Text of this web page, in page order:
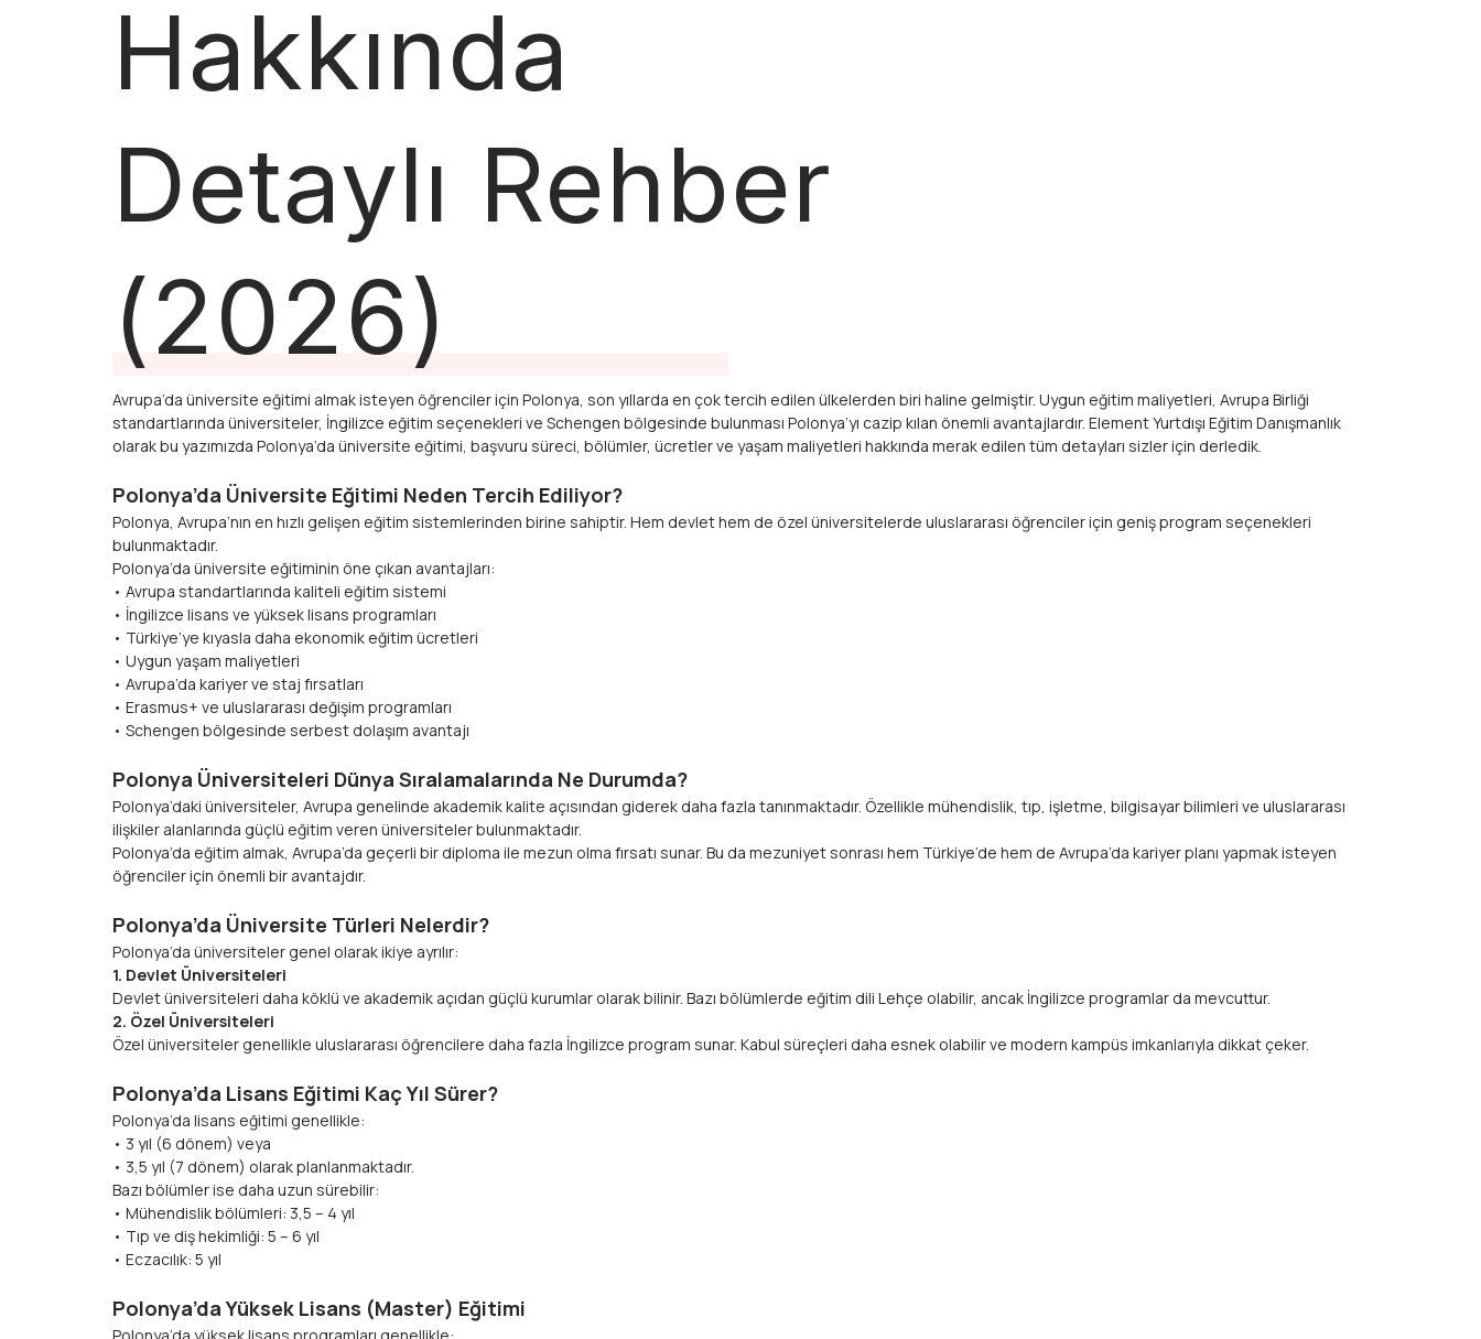
Hakkında
Detaylı Rehber
(2026)
Avrupa’da üniversite eğitimi almak isteyen öğrenciler için Polonya, son yıllarda en çok tercih edilen ülkelerden biri haline gelmiştir. Uygun eğitim maliyetleri, Avrupa Birliği
standartlarında üniversiteler, İngilizce eğitim seçenekleri ve Schengen bölgesinde bulunması Polonya’yı cazip kılan önemli avantajlardır. Element Yurtdışı Eğitim Danışmanlık
olarak bu yazımızda Polonya’da üniversite eğitimi, başvuru süreci, bölümler, ücretler ve yaşam maliyetleri hakkında merak edilen tüm detayları sizler için derledik.
Polonya’da Üniversite Eğitimi Neden Tercih Ediliyor?
Polonya, Avrupa’nın en hızlı gelişen eğitim sistemlerinden birine sahiptir. Hem devlet hem de özel üniversitelerde uluslararası öğrenciler için geniş program seçenekleri
bulunmaktadır.
Polonya’da üniversite eğitiminin öne çıkan avantajları:
• Avrupa standartlarında kaliteli eğitim sistemi
• İngilizce lisans ve yüksek lisans programları
• Türkiye’ye kıyasla daha ekonomik eğitim ücretleri
• Uygun yaşam maliyetleri
• Avrupa’da kariyer ve staj fırsatları
• Erasmus+ ve uluslararası değişim programları
• Schengen bölgesinde serbest dolaşım avantajı
Polonya Üniversiteleri Dünya Sıralamalarında Ne Durumda?
Polonya’daki üniversiteler, Avrupa genelinde akademik kalite açısından giderek daha fazla tanınmaktadır. Özellikle mühendislik, tıp, işletme, bilgisayar bilimleri ve uluslararası
ilişkiler alanlarında güçlü eğitim veren üniversiteler bulunmaktadır.
Polonya’da eğitim almak, Avrupa’da geçerli bir diploma ile mezun olma fırsatı sunar. Bu da mezuniyet sonrası hem Türkiye’de hem de Avrupa’da kariyer planı yapmak isteyen
öğrenciler için önemli bir avantajdır.
Polonya’da Üniversite Türleri Nelerdir?
Polonya’da üniversiteler genel olarak ikiye ayrılır:
1. Devlet Üniversiteleri
Devlet üniversiteleri daha köklü ve akademik açıdan güçlü kurumlar olarak bilinir. Bazı bölümlerde eğitim dili Lehçe olabilir, ancak İngilizce programlar da mevcuttur.
2. Özel Üniversiteleri
Özel üniversiteler genellikle uluslararası öğrencilere daha fazla İngilizce program sunar. Kabul süreçleri daha esnek olabilir ve modern kampüs imkanlarıyla dikkat çeker.
Polonya’da Lisans Eğitimi Kaç Yıl Sürer?
Polonya’da lisans eğitimi genellikle:
• 3 yıl (6 dönem) veya
• 3,5 yıl (7 dönem) olarak planlanmaktadır.
Bazı bölümler ise daha uzun sürebilir:
• Mühendislik bölümleri: 3,5 – 4 yıl
• Tıp ve diş hekimliği: 5 – 6 yıl
• Eczacılık: 5 yıl
Polonya’da Yüksek Lisans (Master) Eğitimi